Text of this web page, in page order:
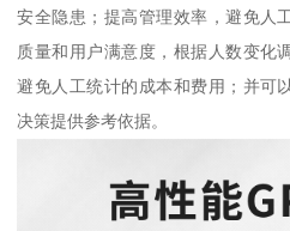
安全隐患；提高管理效率，避免人
质量和用户满意度，根据人数变化
避免人工统计的成本和费用；并可
决策提供参考依据。